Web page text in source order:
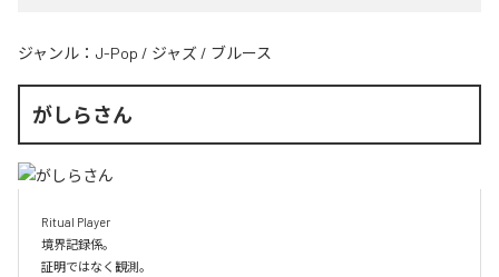
ジャンル： J-Pop / ジャズ / ブルース
がしらさん
Ritual Player
境界記録係。
証明ではなく観測。